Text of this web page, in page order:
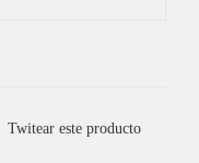
Twitear este producto